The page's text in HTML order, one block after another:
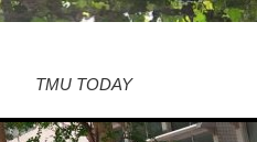
TMU TODAY